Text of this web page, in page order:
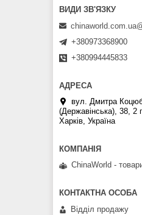
+380973368900
+380994445833
вул. Дмитра
(Державінська), 38, 2
Харків, Україна
ChinaWorld -
Відділ продажу